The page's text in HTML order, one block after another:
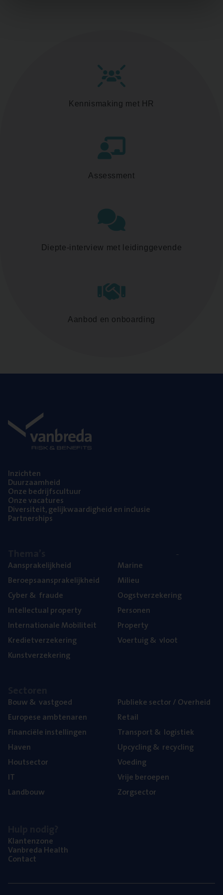
Kennismaking met HR
Assessment
Diepte-interview met leidinggevende
Aanbod en onboarding
Inzich­ten
Duur­zaam­heid
Onze bedrijfs­cul­tuur
Onze vaca­tu­res
Diver­si­teit, gelijk­waar­dig­heid en inclusie
Part­ner­ships
Aan­spra­ke­lijk­heid
Beroeps­aan­spra­ke­lijk­heid
Cyber& fraude
Intel­lec­tu­al property
Inter­na­ti­o­na­le Mobiliteit
Kre­diet­ver­ze­ke­ring
Kunst­ver­ze­ke­ring
Mari­ne
Mili­eu
Oogst­ver­ze­ke­ring
Per­so­nen
Pro­per­ty
Voer­tuig& vloot
Bouw& vastgoed
Euro­pe­se ambtenaren
Finan­ci­ë­le instellingen
Haven
Hout­sec­tor
IT
Land­bouw
Publie­ke sec­tor / Overheid
Retail
Trans­port& logistiek
Upcy­cling& recycling
Voe­ding
Vrije beroe­pen
Zorg­sec­tor
Klan­ten­zo­ne
Van­b­re­da Health
Con­tact